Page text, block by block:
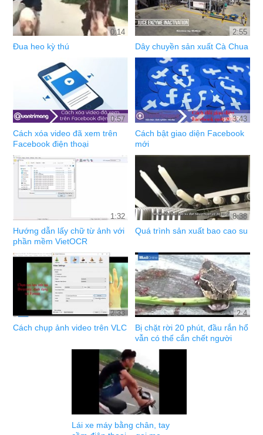
0:14
Đua heo kỳ thú
2:55
Dây chuyền sản xuất Cà Chua
0:57
Cách xóa video đã xem trên
Facebook điện thoại
3:43
Cách bật giao diện Facebook
mới
1:32
Hướng dẫn lấy chữ từ ảnh với
phần mềm VietOCR
8:38
Quá trình sản xuất bao cao su
2:33
Cách chụp ảnh video trên VLC
2:4
Bị chặt rời 20 phút, đầu rắn hổ
vẫn có thể cắn chết người
Lái xe máy bằng chân, tay